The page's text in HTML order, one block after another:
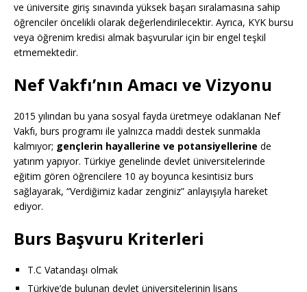
ve üniversite giriş sınavında yüksek başarı sıralamasına sahip
öğrenciler öncelikli olarak değerlendirilecektir. Ayrıca, KYK bursu
veya öğrenim kredisi almak başvurular için bir engel teşkil
etmemektedir.
Nef Vakfı’nın Amacı ve Vizyonu
2015 yılından bu yana sosyal fayda üretmeye odaklanan Nef
Vakfı, burs programı ile yalnızca maddi destek sunmakla
kalmıyor; gençlerin hayallerine ve potansiyellerine de
yatırım yapıyor. Türkiye genelinde devlet üniversitelerinde
eğitim gören öğrencilere 10 ay boyunca kesintisiz burs
sağlayarak, “Verdiğimiz kadar zenginiz” anlayışıyla hareket
ediyor.
Burs Başvuru Kriterleri
T.C Vatandaşı olmak
Türkiye’de bulunan devlet üniversitelerinin lisans